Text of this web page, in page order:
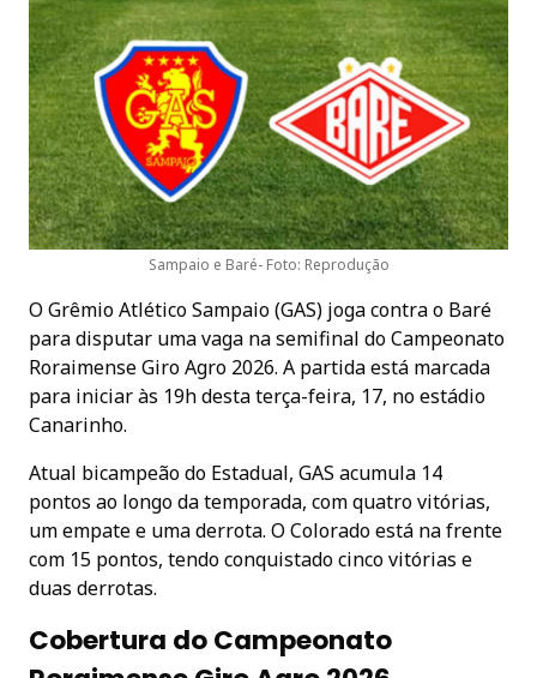
Sampaio e Baré- Foto: Reprodução
O Grêmio Atlético Sampaio (GAS) joga contra o Baré
para disputar uma vaga na semifinal do Campeonato
Roraimense Giro Agro 2026. A partida está marcada
para iniciar às 19h desta terça-feira, 17, no estádio
Canarinho.
Atual bicampeão do Estadual, GAS acumula 14
pontos ao longo da temporada, com quatro vitórias,
um empate e uma derrota. O Colorado está na frente
com 15 pontos, tendo conquistado cinco vitórias e
duas derrotas.
Cobertura do Campeonato